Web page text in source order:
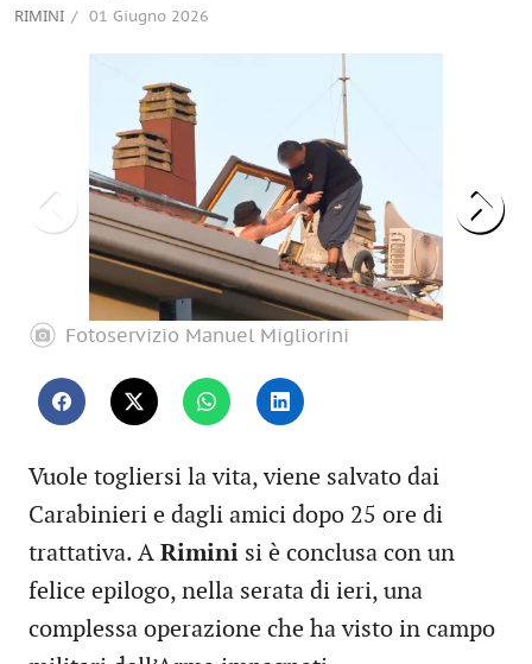
RIMINI 01 Giugno 2026
Fotoservizio Manuel Migliorini
Vuole togliersi la vita, viene salvato dai
Carabinieri e dagli amici dopo 25 ore di
trattativa. A Rimini si è conclusa con un
felice epilogo, nella serata di ieri, una
complessa operazione che ha visto in campo